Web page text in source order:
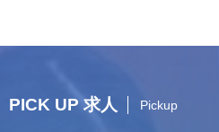
PICK UP 求人 Pickup